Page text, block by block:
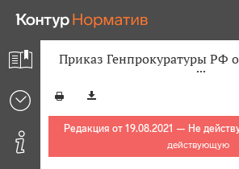
Приказ Генпрокуратуры РФ
Редакция от 19.08.2021 — Не
действующую